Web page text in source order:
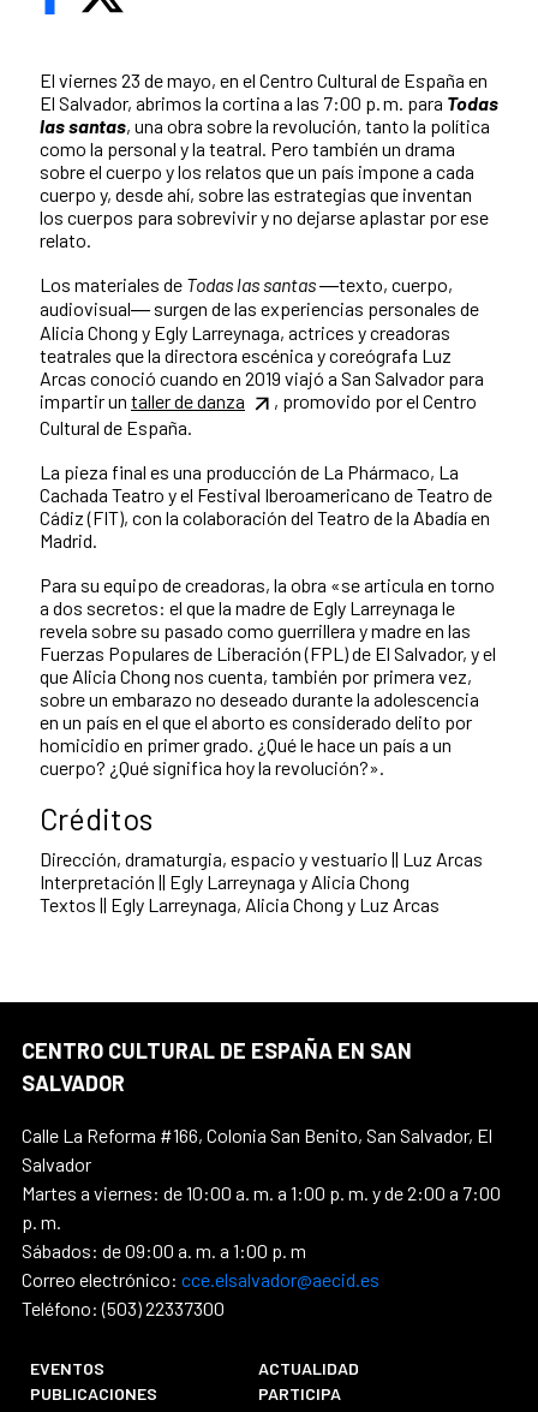
El viernes 23 de mayo, en el Centro Cultural de España en
El Salvador, abrimos la cortina a las 7:00 p. m. para Todas
las santas, una obra sobre la revolución, tanto la política
como la personal y la teatral. Pero también un drama
sobre el cuerpo y los relatos que un país impone a cada
cuerpo y, desde ahí, sobre las estrategias que inventan
los cuerpos para sobrevivir y no dejarse aplastar por ese
relato.
Los materiales de Todas las santas―texto, cuerpo,
audiovisual― surgen de las experiencias personales de
Alicia Chong y Egly Larreynaga, actrices y creadoras
teatrales que la directora escénica y coreógrafa Luz
Arcas conoció cuando en 2019 viajó a San Salvador para
impartir un taller de danza
, promovido por el Centro
Cultural de España.
La pieza final es una producción de La Phármaco, La
Cachada Teatro y el Festival Iberoamericano de Teatro de
Cádiz (FIT), con la colaboración del Teatro de la Abadía en
Madrid.
Para su equipo de creadoras, la obra «se articula en torno
a dos secretos: el que la madre de Egly Larreynaga le
revela sobre su pasado como guerrillera y madre en las
Fuerzas Populares de Liberación (FPL) de El Salvador, y el
que Alicia Chong nos cuenta, también por primera vez,
sobre un embarazo no deseado durante la adolescencia
en un país en el que el aborto es considerado delito por
homicidio en primer grado. ¿Qué le hace un país a un
cuerpo? ¿Qué significa hoy la revolución?».
Créditos
Dirección, dramaturgia, espacio y vestuario || Luz Arcas
Interpretación || Egly Larreynaga y Alicia Chong
Textos || Egly Larreynaga, Alicia Chong y Luz Arcas
CENTRO CULTURAL DE ESPAÑA EN SAN
SALVADOR
Calle La Reforma #166, Colonia San Benito, San Salvador, El
Salvador
Martes a viernes: de 10:00 a. m. a 1:00 p. m. y de 2:00 a 7:00
p. m.
Sábados: de 09:00 a. m. a 1:00 p. m
Correo electrónico: cce.elsalvador@aecid.es
Teléfono: (503) 22337300
EVENTOS
ACTUALIDAD
PUBLICACIONES
PARTICIPA